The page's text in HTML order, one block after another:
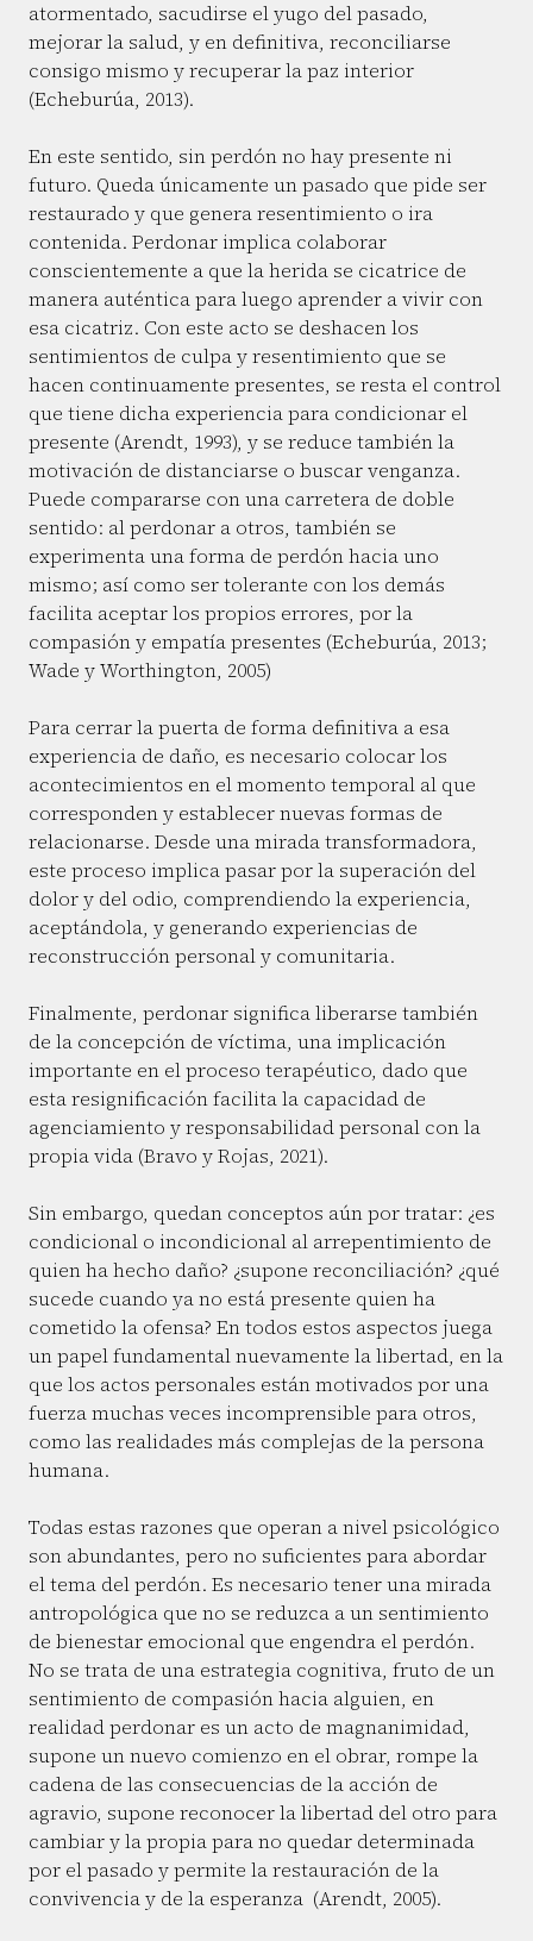
atormentado, sacudirse el yugo del pasado,
mejorar la salud, y en definitiva, reconciliarse
consigo mismo y recuperar la paz interior
(Echeburúa, 2013).
En este sentido, sin perdón no hay presente ni
futuro. Queda únicamente un pasado que pide ser
restaurado y que genera resentimiento o ira
contenida. Perdonar implica colaborar
conscientemente a que la herida se cicatrice de
manera auténtica para luego aprender a vivir con
esa cicatriz. Con este acto se deshacen los
sentimientos de culpa y resentimiento que se
hacen continuamente presentes, se resta el control
que tiene dicha experiencia para condicionar el
presente (Arendt, 1993), y se reduce también la
motivación de distanciarse o buscar venganza.
Puede compararse con una carretera de doble
sentido: al perdonar a otros, también se
experimenta una forma de perdón hacia uno
mismo; así como ser tolerante con los demás
facilita aceptar los propios errores, por la
compasión y empatía presentes (Echeburúa, 2013;
Wade y Worthington, 2005)
Para cerrar la puerta de forma definitiva a esa
experiencia de daño, es necesario colocar los
acontecimientos en el momento temporal al que
corresponden y establecer nuevas formas de
relacionarse. Desde una mirada transformadora,
este proceso implica pasar por la superación del
dolor y del odio, comprendiendo la experiencia,
aceptándola, y generando experiencias de
reconstrucción personal y comunitaria.
Finalmente, perdonar significa liberarse también
de la concepción de víctima, una implicación
importante en el proceso terapéutico, dado que
esta resignificación facilita la capacidad de
agenciamiento y responsabilidad personal con la
propia vida (Bravo y Rojas, 2021).
Sin embargo, quedan conceptos aún por tratar: ¿es
condicional o incondicional al arrepentimiento de
quien ha hecho daño? ¿supone reconciliación? ¿qué
sucede cuando ya no está presente quien ha
cometido la ofensa? En todos estos aspectos juega
un papel fundamental nuevamente la libertad, en la
que los actos personales están motivados por una
fuerza muchas veces incomprensible para otros,
como las realidades más complejas de la persona
humana.
Todas estas razones que operan a nivel psicológico
son abundantes, pero no suficientes para abordar
el tema del perdón. Es necesario tener una mirada
antropológica que no se reduzca a un sentimiento
de bienestar emocional que engendra el perdón.
No se trata de una estrategia cognitiva, fruto de un
sentimiento de compasión hacia alguien, en
realidad perdonar es un acto de magnanimidad,
supone un nuevo comienzo en el obrar, rompe la
cadena de las consecuencias de la acción de
agravio, supone reconocer la libertad del otro para
cambiar y la propia para no quedar determinada
por el pasado y permite la restauración de la
convivencia y de la esperanza (Arendt, 2005).